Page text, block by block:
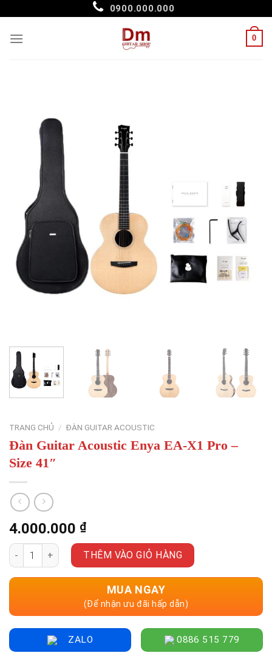
content
0900.000.000
0
TRANG CHỦ / ĐÀN GUITAR ACOUSTIC
Đàn Guitar Acoustic Enya EA-X1 Pro –
Size 41″
4.000.000 ₫
Đàn Guitar Acoustic Enya EA-X1 Pro - Size 41" số lượng
THÊM VÀO GIỎ HÀNG
MUA NGAY
(Để nhận ưu đãi hấp dẫn)
ZALO 0886 515 779